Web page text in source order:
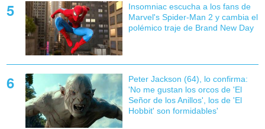
Insomniac escucha a los fans de
Marvel's Spider-Man 2 y cambia el
polémico traje de Brand New Day
Peter Jackson (64), lo confirma:
'No me gustan los orcos de 'El
Señor de los Anillos', los de 'El
Hobbit' son formidables'